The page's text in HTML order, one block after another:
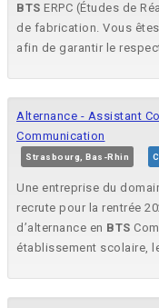
BTS ERPC (Études de
de fabrication. Vous
afin de garantir le
Alternance - Assistant
Communication
Strasbourg, Bas-Rhin
Une entreprise du
recrute pour la rentrée
d’alternance en BTS
établissement scolaire,